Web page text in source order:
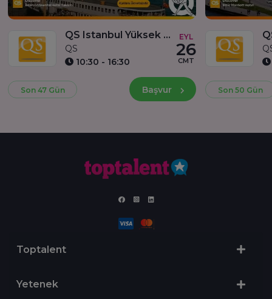
QS Istanbul Yüksek Lisans Fuarı ve Birebir Görüşmeler
QS
10:30 - 16:30
EYL
26
CMT
Son 47 Gün Başvur Son 50 Gün
Toptalent
Yetenek